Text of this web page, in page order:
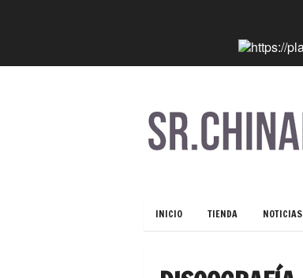
INICIO TIENDA NOTICIAS